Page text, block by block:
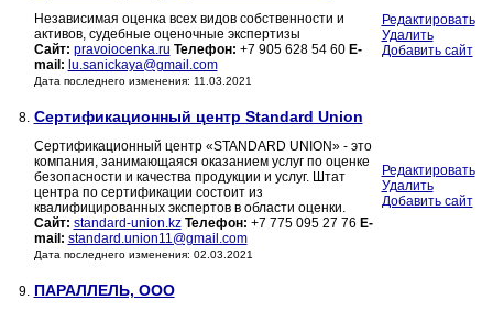
Независимая оценка всех видов собственности и
активов, судебные оценочные экспертизы
Сайт: pravoiocenka.ru Телефон: +7 905 628 54 60 E-
mail: lu.sanickaya@gmail.com
Дата последнего изменения: 11.03.2021
Редактировать
Удалить
Добавить сайт
8. Сертификационный центр Standard Union
Сертификационный центр «STANDARD UNION» - это
компания, занимающаяся оказанием услуг по оценке
безопасности и качества продукции и услуг. Штат
центра по сертификации состоит из
квалифицированных экспертов в области оценки.
Сайт: standard-union.kz Телефон: +7 775 095 27 76 E-
mail: standard.union11@gmail.com
Дата последнего изменения: 02.03.2021
Редактировать
Удалить
Добавить сайт
9. ПАРАЛЛЕЛЬ, ООО